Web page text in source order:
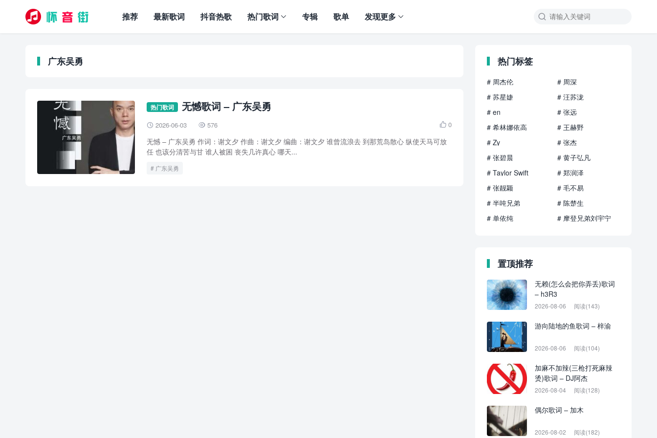

推荐 最新歌词 抖音热歌 热门歌词 专辑 歌单 发现更多
广东吴勇
热门歌词 无憾歌词 – 广东吴勇
 2026-06-03  576  0
无憾 – 广东吴勇 作词：谢文夕 作曲：谢文夕 编曲：谢文夕 谁曾流浪去 到那荒岛散心 纵使天马可放
任 也该分清苦与甘 谁人被困 丧失几许真心 哪天...
广东吴勇
热门标签
# 周杰伦
# 周深
# 苏星婕
# 汪苏泷
# en
# 张远
# 希林娜依高
# 王赫野
# Zy
# 张杰
# 张碧晨
# 黄子弘凡
# Taylor Swift
# 郑润泽
# 张靓颖
# 毛不易
# 半吨兄弟
# 陈楚生
# 单依纯
# 摩登兄弟刘宇宁
置顶推荐
无赖(怎么会把你弄丢)歌词
– h3R3
2026-08-06 阅读(143)
游向陆地的鱼歌词 – 梓渝
2026-08-06 阅读(104)
加麻不加辣(三枪打死麻辣
烫)歌词 – DJ阿杰
2026-08-04 阅读(128)
偶尔歌词 – 加木
2026-08-02 阅读(182)